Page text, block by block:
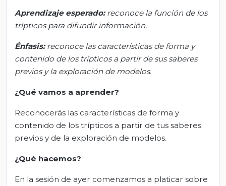
Aprendizaje esperado: reconoce la función de los
trípticos para difundir información.
Énfasis: reconoce las características de forma y
contenido de los trípticos a partir de sus saberes
previos y la exploración de modelos.
¿Qué vamos a aprender?
Reconocerás las características de forma y
contenido de los trípticos a partir de tus saberes
previos y de la exploración de modelos.
¿Qué hacemos?
En la sesión de ayer comenzamos a platicar sobre